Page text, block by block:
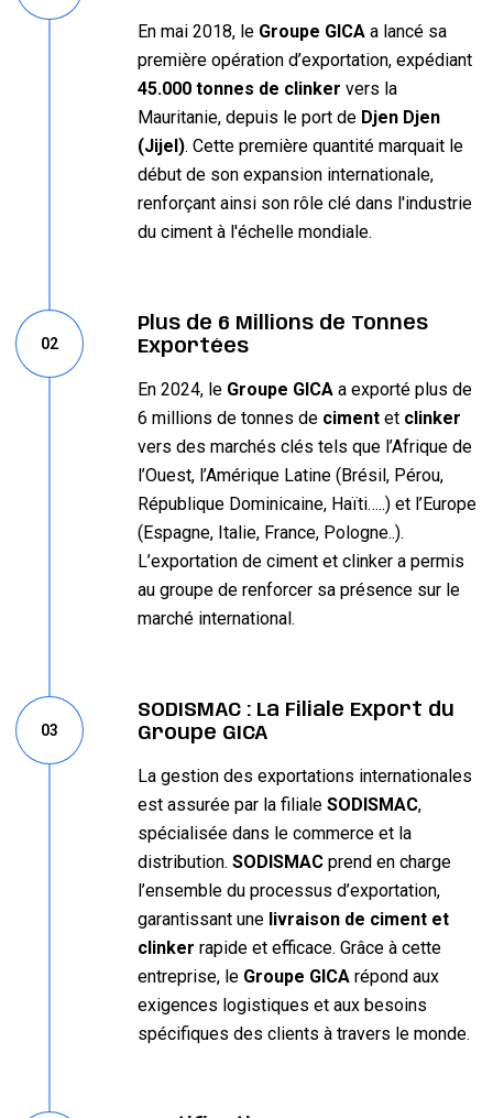
En mai 2018, le Groupe GICA a lancé sa
première opération d’exportation, expédiant
45.000 tonnes de clinker vers la
Mauritanie, depuis le port de Djen Djen
(Jijel). Cette première quantité marquait le
début de son expansion internationale,
renforçant ainsi son rôle clé dans l'industrie
du ciment à l'échelle mondiale.
02
Plus de 6 Millions de Tonnes
Exportées
En 2024, le Groupe GICA a exporté plus de
6 millions de tonnes de ciment et clinker
vers des marchés clés tels que l’Afrique de
l’Ouest, l’Amérique Latine (Brésil, Pérou,
République Dominicaine, Haïti…..) et l’Europe
(Espagne, Italie, France, Pologne..).
L’exportation de ciment et clinker a permis
au groupe de renforcer sa présence sur le
marché international.
03
SODISMAC : La Filiale Export du
Groupe GICA
La gestion des exportations internationales
est assurée par la filiale SODISMAC,
spécialisée dans le commerce et la
distribution. SODISMAC prend en charge
l’ensemble du processus d’exportation,
garantissant une livraison de ciment et
clinker rapide et efficace. Grâce à cette
entreprise, le Groupe GICA répond aux
exigences logistiques et aux besoins
spécifiques des clients à travers le monde.